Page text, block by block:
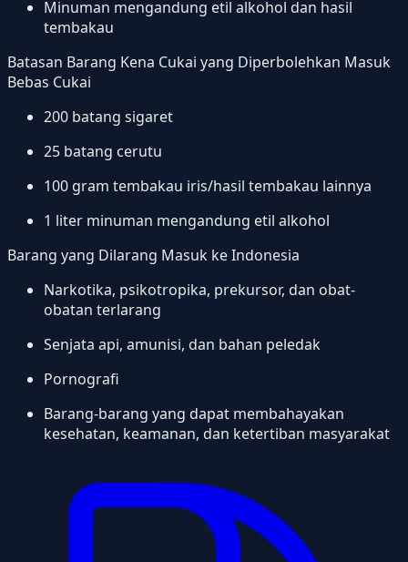
Minuman mengandung etil alkohol dan hasil
tembakau
Batasan Barang Kena Cukai yang Diperbolehkan Masuk
Bebas Cukai
200 batang sigaret
25 batang cerutu
100 gram tembakau iris/hasil tembakau lainnya
1 liter minuman mengandung etil alkohol
Barang yang Dilarang Masuk ke Indonesia
Narkotika, psikotropika, prekursor, dan obat-
obatan terlarang
Senjata api, amunisi, dan bahan peledak
Pornografi
Barang-barang yang dapat membahayakan
kesehatan, keamanan, dan ketertiban masyarakat